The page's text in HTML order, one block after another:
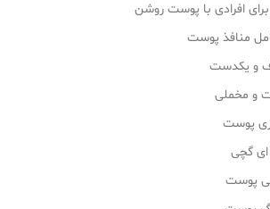
افرادی با پوست روشن
منافذ پوست
و یکدست
و مخملی
پوست
ای گچی
پوست